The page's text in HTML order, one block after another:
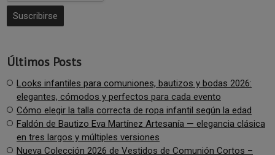
Últimos Posts
Looks infantiles para comuniones, bautizos y bodas 2026:
elegantes, cómodos y perfectos para cada evento
Cómo elegir la talla correcta de ropa infantil según la edad
Faldón de Bautizo Eva Martínez Artesanía — elegancia clásica
en tres largos y múltiples versiones
Nueva Colección 2026 de Vestidos de Comunión Cortos –